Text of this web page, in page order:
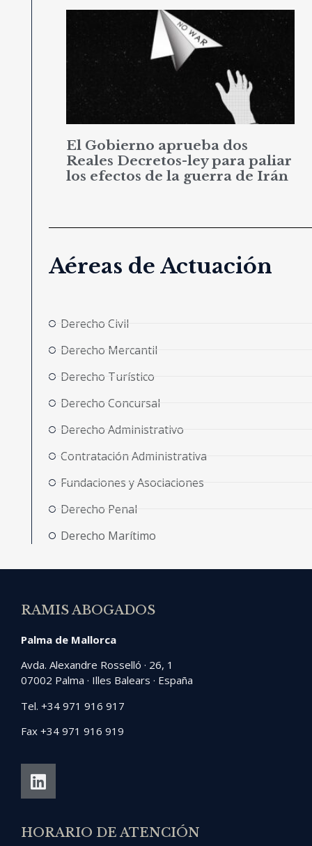
El Gobierno aprueba dos
Reales Decretos-ley para paliar
los efectos de la guerra de Irán
Aéreas de Actuación
Derecho Civil
Derecho Mercantil
Derecho Turístico
Derecho Concursal
Derecho Administrativo
Contratación Administrativa
Fundaciones y Asociaciones
Derecho Penal
Derecho Marítimo
RAMIS ABOGADOS
Palma de Mallorca
Avda. Alexandre Rosselló · 26, 1
07002 Palma · Illes Balears · España
Tel. +34 971 916 917
Fax +34 971 916 919
HORARIO DE ATENCIÓN